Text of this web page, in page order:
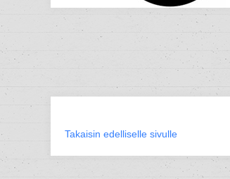
Takaisin edelliselle sivulle